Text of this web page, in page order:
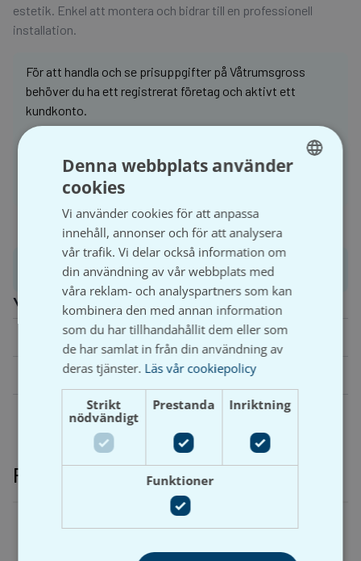
estetik. Enkel att montera och bidrar till en professionell
installation.
För att handla och se prisuppgifter på Våtrumsgross
behöver du ha ett registrerat företag och aktivt ett
kundkonto.
Logga in
Produktinformation
Ytterligare information
Dimension 46006
krom, vit
Relaterade produkter
Denna webbplats använder
cookies
Vi använder cookies för att anpassa
innehåll, annonser och för att analysera
vår trafik. Vi delar också information om
din användning av vår webbplats med
våra reklam- och analyspartners som kan
kombinera den med annan information
som du har tillhandahållit dem eller som
de har samlat in från din användning av
deras tjänster. Läs vår cookiepolicy
Strikt
nödvändigt
Prestanda Inriktning
Funktioner